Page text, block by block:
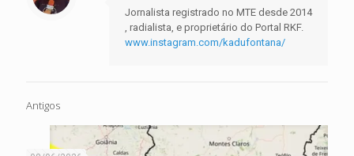
Jornalista registrado no MTE desde 2014
, radialista, e proprietário do Portal RKF.
www.instagram.com/kadufontana/
Antigos